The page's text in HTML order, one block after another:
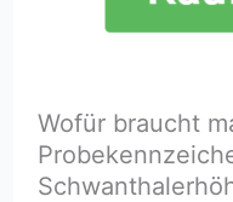
Wofür braucht